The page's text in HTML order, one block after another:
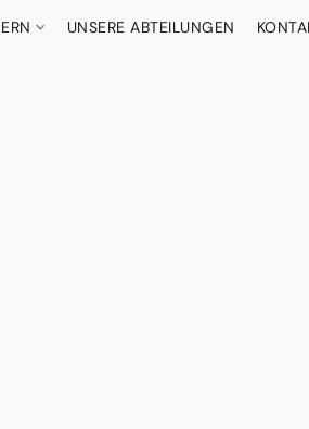
UNSERE ABTEILUNGEN